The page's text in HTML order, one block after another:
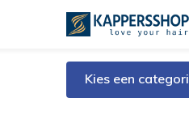
Kies een